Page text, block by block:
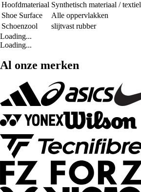
Hoofdmateriaal Synthetisch materiaal / textiel
Shoe Surface
Alle oppervlakken
Schoenzool
slijtvast rubber
Loading...
Loading...
Al onze merken